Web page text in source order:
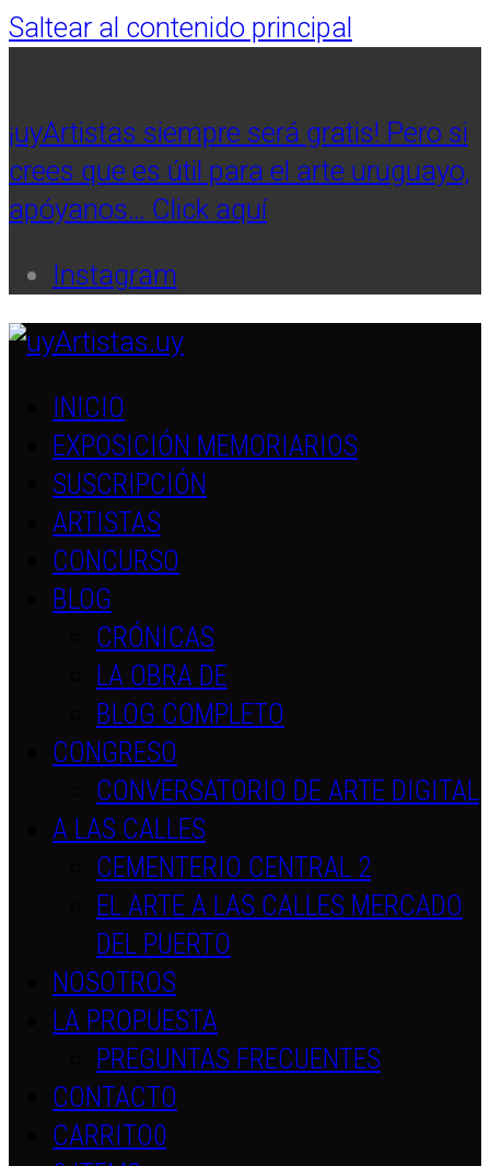
Saltear al contenido principal
¡uyArtistas siempre será gratis! Pero si
crees que es útil para el arte uruguayo,
apóyanos… Click aquí
Instagram
INICIO
EXPOSICIÓN MEMORIARIOS
SUSCRIPCIÓN
ARTISTAS
CONCURSO
BLOG
CRÓNICAS
LA OBRA DE
BLOG COMPLETO
CONGRESO
CONVERSATORIO DE ARTE DIGITAL
A LAS CALLES
CEMENTERIO CENTRAL 2
EL ARTE A LAS CALLES MERCADO
DEL PUERTO
NOSOTROS
LA PROPUESTA
PREGUNTAS FRECUENTES
CONTACTO
CARRITO0